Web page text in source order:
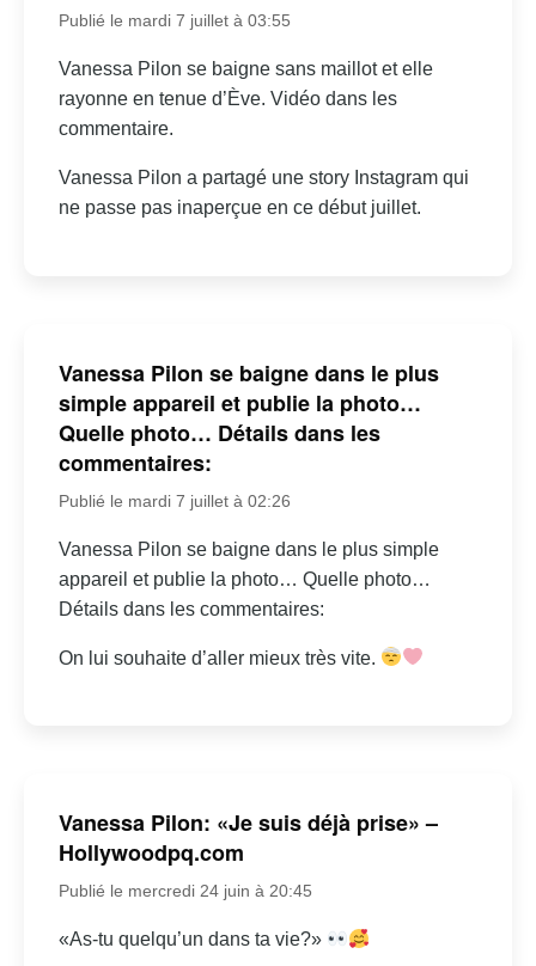
Publié le mardi 7 juillet à 03:55
Vanessa Pilon se baigne sans maillot et elle
rayonne en tenue d’Ève. Vidéo dans les
commentaire.
Vanessa Pilon a partagé une story Instagram qui
ne passe pas inaperçue en ce début juillet.
Vanessa Pilon se baigne dans le plus
simple appareil et publie la photo…
Quelle photo… Détails dans les
commentaires:
Publié le mardi 7 juillet à 02:26
Vanessa Pilon se baigne dans le plus simple
appareil et publie la photo… Quelle photo…
Détails dans les commentaires:
On lui souhaite d’aller mieux très vite.
Vanessa Pilon: «Je suis déjà prise» –
Hollywoodpq.com
Publié le mercredi 24 juin à 20:45
«As-tu quelqu’un dans ta vie?»